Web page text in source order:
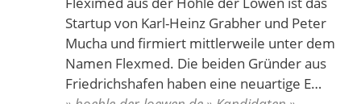
Startup von Karl-Heinz Grabher und Peter
Mucha und firmiert mittlerweile unter dem
Namen Flexmed. Die beiden Gründer aus
Friedrichshafen haben eine neuartige E…